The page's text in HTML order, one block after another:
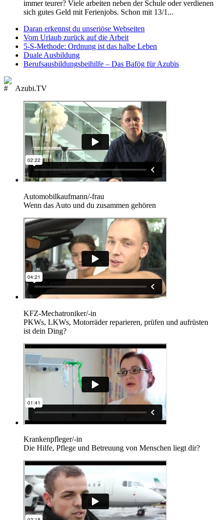
immer teurer? Viele arbeiten neben der Schule oder verdienen
sich gutes Geld mit Ferienjobs. Schon mit 13/1...
Daran erkennst du unseriöse Webseiten
Vom Urlaub zurück auf die Arbeit
5-S-Methode: Ordnung ist das halbe Leben
Duale Ausbildung
Berufsausbildungsbeihilfe – Das Bafög für Azubis
Azubi.TV
Automobilkaufmann/-frau
Wenn das Auto und du zusammen gehören
KFZ-Mechatroniker/-in
PKWs, LKWs, Motorräder reparieren, prüfen und aufrüsten
ist dein Ding?
Krankenpfleger/-in
Die Hilfe, Pflege und Betreuung von Menschen liegt dir?